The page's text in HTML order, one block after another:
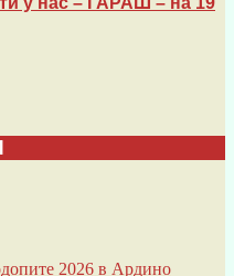
2026 в Ардино